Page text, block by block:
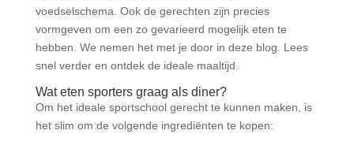
voedselschema. Ook de gerechten zijn precies
vormgeven om een zo gevarieerd mogelijk eten te
hebben. We nemen het met je door in deze blog. Lees
snel verder en ontdek de ideale maaltijd.
Wat eten sporters graag als diner?
Om het ideale sportschool gerecht te kunnen maken, is
het slim om de volgende ingrediënten te kopen: